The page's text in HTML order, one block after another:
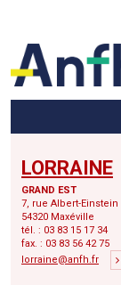
LORRAINE
GRAND EST
7, rue Albert-Einstein
54320 Maxéville
tél. : 03 83 15 17 34
fax. : 03 83 56 42 75
lorraine@anfh.fr